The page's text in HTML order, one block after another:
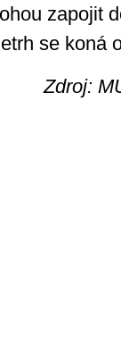
zapojit
se koná
Zdroj: